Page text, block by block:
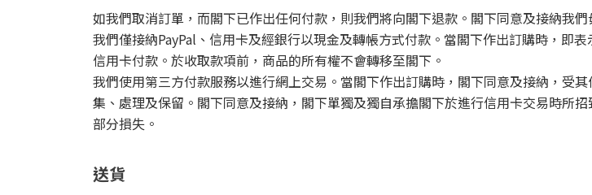
如我們取消訂單，而閣下已作出任何付款，則我們將向閣下退款。閣下同意及接納我
我們僅接納PayPal、信用卡及經銀行以現金及轉帳方式付款。當閣下作出訂購時，即
信用卡付款。於收取款項前，商品的所有權不會轉移至閣下。
我們使用第三方付款服務以進行網上交易。當閣下作出訂購時，閣下同意及接納，受
集、處理及保留。閣下同意及接納，閣下單獨及獨自承擔閣下於進行信用卡交易時所
部分損失。
送貨